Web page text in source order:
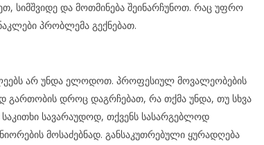
სიმშვიდე და მოთმინება შეინარჩუნოთ. რაც უფრო
პრობლემა გექნებათ.
არ უნდა ელოდოთ. პროფესიულ მოვალეობების
დროც დაგრჩებათ, რა თქმა უნდა, თუ სხვა
სავარაუდოდ, თქვენს სასარგებლოდ
მოსაძებნად. განსაკუთრებული ყურადღება